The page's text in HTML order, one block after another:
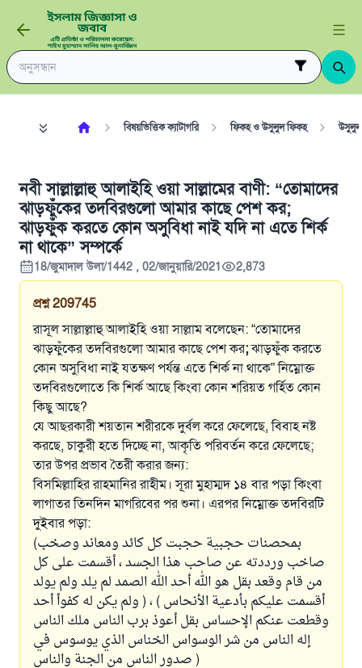
বিষয়ভিত্তিক ক্যাটাগরি ফিকহ ও উসুলুল ফিকহ উসুলুল
নবী সাল্লাল্লাহু আলাইহি ওয়া সাল্লামের বাণী: “তোমাদের
ঝাড়ফুঁকের তদবিরগুলো আমার কাছে পেশ কর;
ঝাড়ফুঁক করতে কোন অসুবিধা নাই যদি না এতে শির্ক
না থাকে” সম্পর্কে
18/জুমাদাল উলা/1442 , 02/জানুয়ারি/2021 2,873
প্রশ্ন 209745
রাসূল সাল্লাল্লাহু আলাইহি ওয়া সাল্লাম বলেছেন: “তোমাদের
ঝাড়ফুঁকের তদবিরগুলো আমার কাছে পেশ কর;ঝাড়ফুঁক করতে
কোন অসুবিধা নাই যতক্ষণ পর্যন্ত এতে শির্ক না থাকে” নিম্নোক্ত
তদবিরগুলোতে কি শির্ক আছে কিংবা কোন শরিয়ত গর্হিত কোন
কিছু আছে?
যে আছরকারী শয়তান শরীরকে দুর্বল করে ফেলেছে, বিবাহ নষ্ট
করছে, চাকুরী হতে দিচ্ছে না, আকৃতি পরিবর্তন করে ফেলেছে;
তার উপর প্রভাব তৈরী করার জন্য:
বিসমিল্লাহির রাহমানির রাহীম। সূরা মুহাম্মদ ১৪ বার পড়া কিংবা
লাগাতর তিনদিন মাগরিবের পর শুনা। এরপর নিম্নোক্ত তদবিরটি
দুইবার পড়া:
(بمحصنات حجبية حجبت كل كائد ومعاند وصخب
صاخب ورددته عن صاحب هذا الجسد ، أقسمت على كل
من قام وقعد بقل هو الله أحد الله الصمد لم يلد ولم يولد
ولم يكن له كفوأ أحد ) ، ( أقسمت عليكم بأدعية الأنحاس
وقطعت عنكم الإحساس بقل أعوذ برب الناس ملك الناس
إله الناس من شر الوسواس الخناس الذي يوسوس في
صدور الناس من الجنة والناس )